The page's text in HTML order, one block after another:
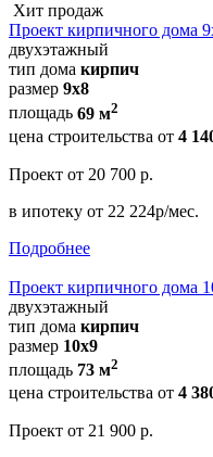
Хит продаж
Проект кирпичного дома
двухэтажный
тип дома кирпич
размер 9х8
площадь 69 м2
цена строительства от 4
Проект от 20 700 р.
в ипотеку от 22 224р/мес.
Подробнее
Проект кирпичного дома
двухэтажный
тип дома кирпич
размер 10х9
площадь 73 м2
цена строительства от 4
Проект от 21 900 р.